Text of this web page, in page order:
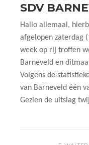
SDV
Hallo allemaal,
afgelopen zaterdag
week op rij troffen
Barneveld en
Volgens de
van Barneveld één
Gezien de uitslag